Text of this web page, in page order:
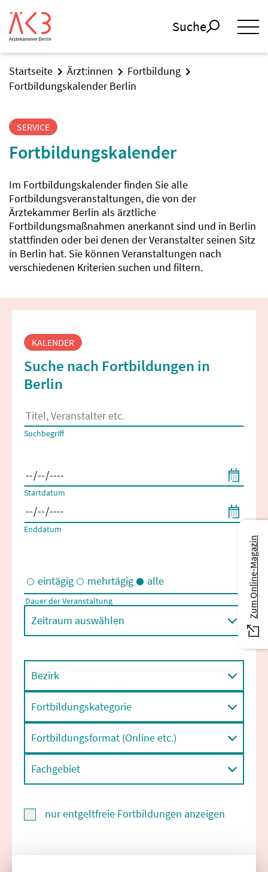
Suche
Startseite Ärzt:innen
Fortbildung
Fortbildungskalender Berlin
SERVICE
Fortbildungskalender
Im Fortbildungskalender finden Sie alle
Fortbildungsveranstaltungen, die von der
Ärztekammer Berlin als ärztliche
Fortbildungsmaßnahmen anerkannt sind und in Berlin
stattfinden oder bei denen der Veranstalter seinen Sitz
in Berlin hat. Sie können Veranstaltungen nach
verschiedenen Kriterien suchen und filtern.
Fortbildungssuche
KALENDER
Suche nach Fortbildungen in
Berlin
Es erscheinen Suchvorschläge, wenn mindestens 2 Zeichen
Suchbegriff
Startdatum
Enddatum
Eintägige und/oder mehrtägige Veranstaltungen
eintägig mehrtägig alle
Dauer der Veranstaltung
Zeitraum auswählen
Bezirk
Fortbildungskategorie
Fortbildungsformat (Online etc.)
Fachgebiet
nur entgeltfreie Fortbildungen anzeigen
Zum Online-Magazin